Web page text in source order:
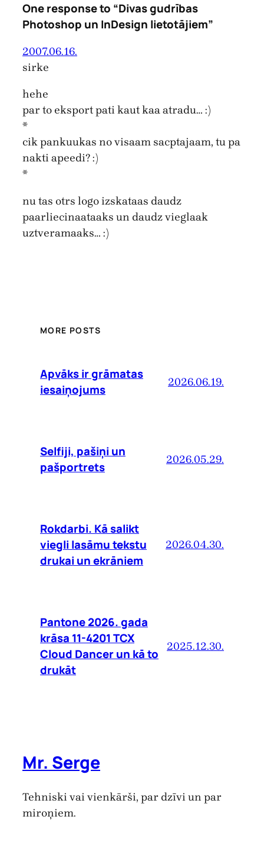
One response to “Divas gudrības
Photoshop un InDesign lietotājiem”
2007.06.16.
sirke
hehe
par to eksport pati kaut kaa atradu… :)
*
cik pankuukas no visaam sacptajaam, tu pa
nakti apeedi? :)
*
nu tas otrs logo izskataas daudz
paarliecinaataaks un daudz vieglaak
uztveramaaks… :)
MORE POSTS
Apvāks ir grāmatas
iesaiņojums
2026.06.19.
Selfiji, pašiņi un
pašportrets
2026.05.29.
Rokdarbi. Kā salikt
viegli lasāmu tekstu
drukai un ekrāniem
2026.04.30.
Pantone 2026. gada
krāsa 11-4201 TCX
Cloud Dancer un kā to
drukāt
2025.12.30.
Mr. Serge
Tehniski vai vienkārši, par dzīvi un par
miroņiem.